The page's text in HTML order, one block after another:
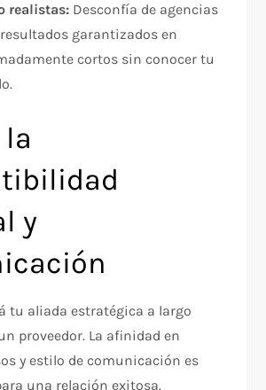
realistas: Desconfía de agencias
garantizados en
cortos sin conocer tu
y
tu aliada estratégica a largo
proveedor. La afinidad en
y estilo de comunicación es
una relación exitosa.​